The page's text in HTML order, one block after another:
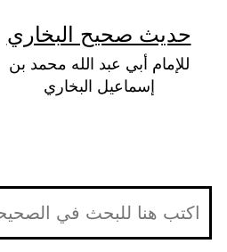
المحتوى
حديث صحيح البخاري
للإمام أبي عبد الله محمد بن
إسماعيل البخاري